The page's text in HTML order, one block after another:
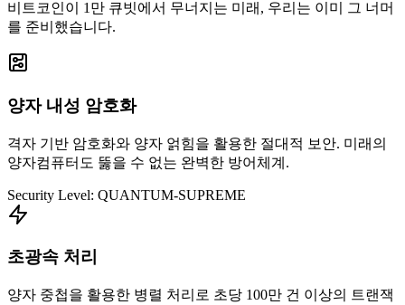
비트코인이 1만 큐빗에서 무너지는 미래, 우리는 이미 그 너머
를 준비했습니다.
양자 내성 암호화
격자 기반 암호화와 양자 얽힘을 활용한 절대적 보안. 미래의
양자컴퓨터도 뚫을 수 없는 완벽한 방어체계.
Security Level: QUANTUM-SUPREME
초광속 처리
양자 중첩을 활용한 병렬 처리로 초당 100만 건 이상의 트랜잭